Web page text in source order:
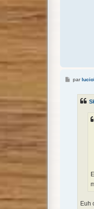
Mpar
Euh